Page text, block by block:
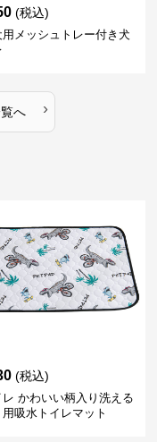
(税込)
用メッシュトレー付き犬
へ ›
(税込)
かわいい柄入り洗える
吸水トイレマット